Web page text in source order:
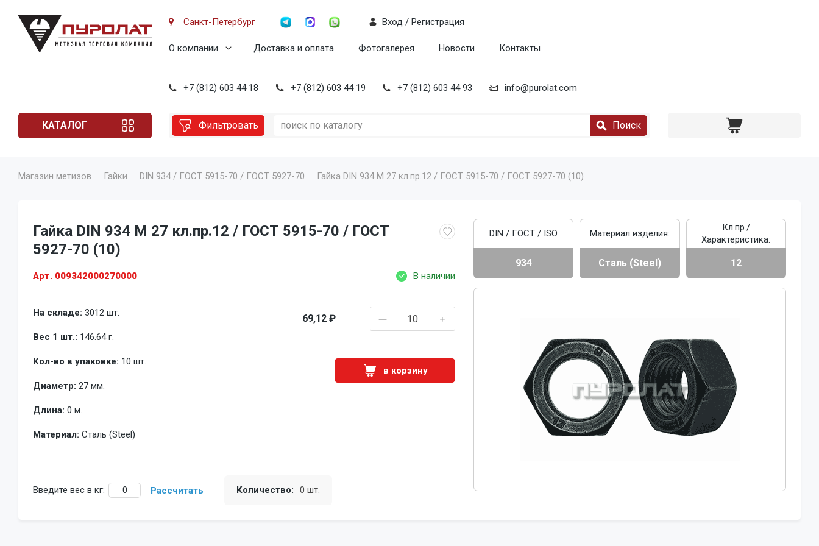
Санкт-Петербург
О компании Доставка и оплата Фотогалерея Новости Контакты
Вход / Регистрация
+7 (812) 603 44 18 +7 (812) 603 44 19 +7 (812) 603 44 93 info@purolat.com
КАТАЛОГ Фильтровать Поиск
Магазин метизов Гайки DIN 934 / ГОСТ 5915-70 / ГОСТ 5927-70 Гайка DIN 934 M 27 кл.пр.12 / ГОСТ 5915-70 / ГОСТ 5927-70 (10)
Гайка DIN 934 M 27 кл.пр.12 / ГОСТ 5915-70 / ГОСТ
5927-70 (10)
Арт. 009342000270000 В наличии
На складе: 3012 шт.
Вес 1 шт.: 146.64 г.
Кол-во в упаковке: 10 шт.
Диаметр: 27 мм.
Длина: 0 м.
Материал: Сталь (Steel)
69,12 ₽
в корзину
Введите вес в кг: Рассчитать Количество: 0 шт.
DIN / ГОСТ / ISO
934
Материал изделия:
Сталь (Steel)
Кл.пр./
Характеристика:
12